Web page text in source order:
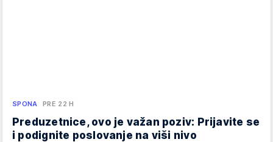
SPONA PRE 22 H
Preduzetnice, ovo je važan poziv: Prijavite se
i podignite poslovanje na viši nivo